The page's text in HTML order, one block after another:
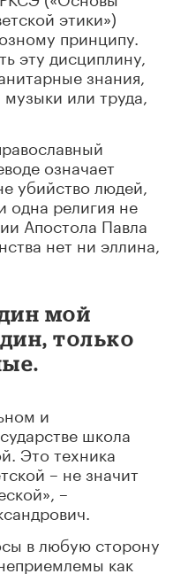
этики»)
принципу.
эту дисциплину,
знания,
или труда,
означает
убийство людей,
одна религия не
Апостола Павла
нет ни эллина,
мой
только
и
школа
Это техника
– не значит
–
в любую сторону
как